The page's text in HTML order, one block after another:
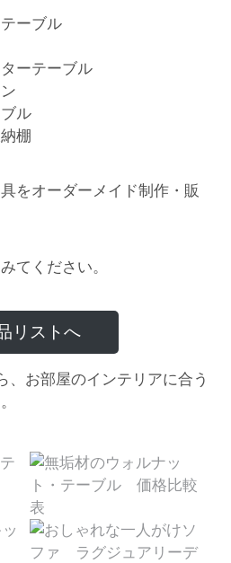
ーブル
ーテーブル
ル
棚
をオーダーメイド制作・販
てください。
リストへ
、お部屋のインテリアに合う